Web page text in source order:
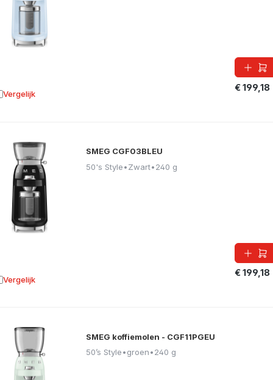
€ 199,18
Vergelijk aan vergelijking
SMEG CGF03BLEU
50's Style•Zwart•240 g
€ 199,18
Vergelijk aan vergelijking
SMEG koffiemolen - CGF11PGEU
50’s Style•groen•240 g